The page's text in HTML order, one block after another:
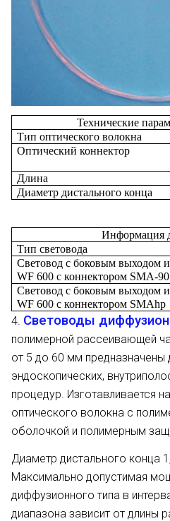
Технические
Тип оптического волокна
Оптический коннектор
Длина
Диаметр дистального конца
Информация
Тип световода
Световод с боковым выходом
WF 600 c коннектором SMA-
Световод с боковым выходом
WF 600 c коннектором SMAhp
4. Световоды
полимерной рассеивающей
от 5 до 60 мм предназначены
эндоскопических,
процедур. Изготавливается
оптического волокна с
оболочкой и полимерным
Диаметр дистального конца
Максимально допустимая
диффузионного типа в
диапазона зависит от длины